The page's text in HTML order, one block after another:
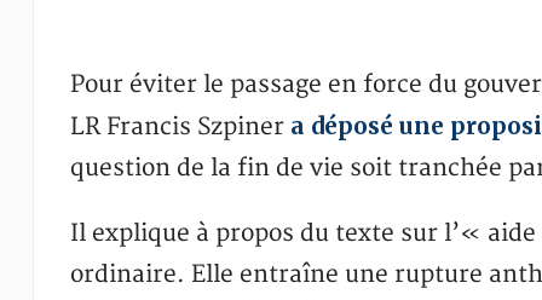
Pour éviter le passage en force du
LR Francis Szpiner a déposé une
question de la fin de vie soit tranchée
Il explique à propos du texte sur l’«
ordinaire. Elle entraîne une rupture